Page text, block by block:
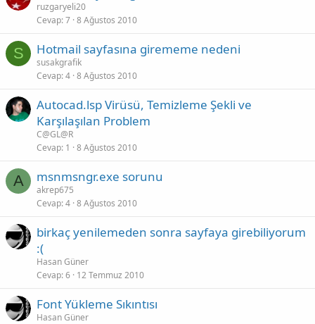
ruzgaryeli20
Cevap 7 8 Ağustos 2010
S Hotmail sayfasına girememe nedeni
susakgrafik
Cevap 4 8 Ağustos 2010
Autocad.lsp Virüsü, Temizleme Şekli ve
Karşılaşılan Problem
C@GL@R
Cevap 1 8 Ağustos 2010
A msnmsngr.exe sorunu
akrep675
Cevap 4 8 Ağustos 2010
birkaç yenilemeden sonra sayfaya girebiliyorum
:(
Hasan Güner
Cevap 6 12 Temmuz 2010
Font Yükleme Sıkıntısı
Hasan Güner